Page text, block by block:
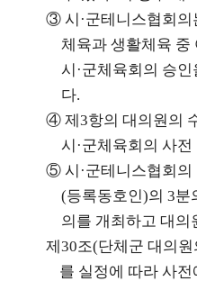
③ 시 ·군테니스협회의
체육과 생활체육 중
시 ·군체육회의 승
다.
④ 제3항의 대의원의
시 ·군체육회의 사
⑤ 시 ·군테니스협회의
(등록동호인)의3분
의를 개최하고 대의
제30조(단체군 대의
를 실정에 따라 사